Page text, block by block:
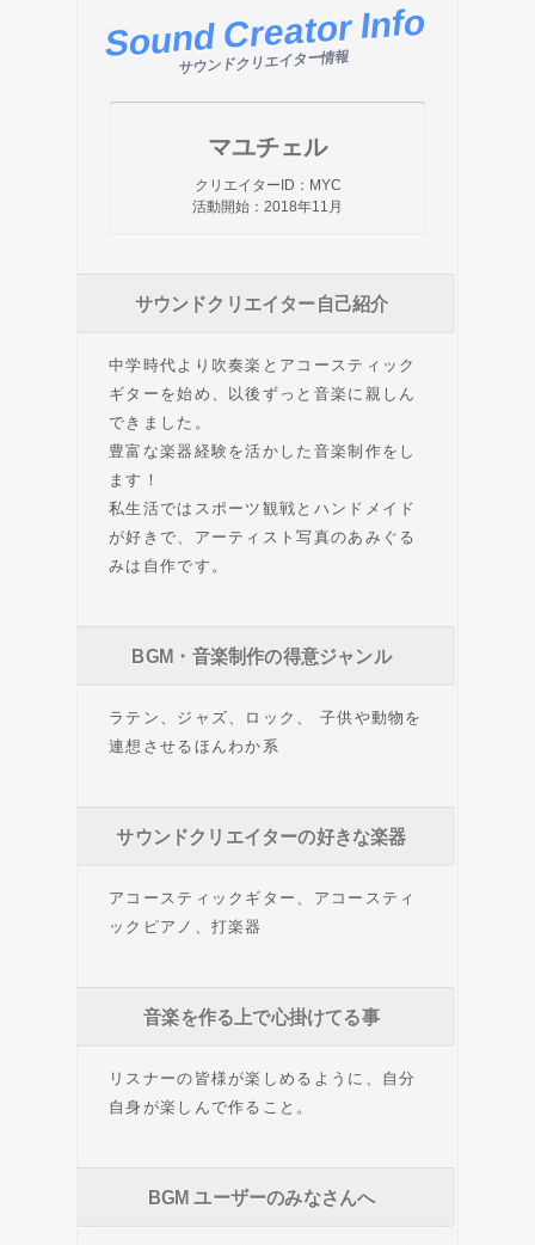
Sound Creator Info
サウンドクリエイター情報
マユチェル
クリエイターID：MYC
活動開始：2018年11月
サウンドクリエイター自己紹介
中学時代より吹奏楽とアコースティック
ギターを始め、以後ずっと音楽に親しん
できました。
豊富な楽器経験を活かした音楽制作をし
ます！
私生活ではスポーツ観戦とハンドメイド
が好きで、アーティスト写真のあみぐる
みは自作です。
BGM・音楽制作の得意ジャンル
ラテン、ジャズ、ロック、 子供や動物を
連想させるほんわか系
サウンドクリエイターの好きな楽器
アコースティックギター、アコースティ
ックピアノ、打楽器
音楽を作る上で心掛けてる事
リスナーの皆様が楽しめるように、自分
自身が楽しんで作ること。
BGM ユーザーのみなさんへ